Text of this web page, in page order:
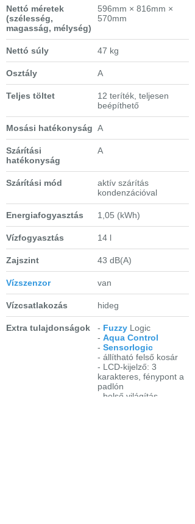
Nettó méretek
(szélesség,
magasság, mélység)
596mm × 816mm ×
570mm
Nettó súly 47 kg
Osztály A
Teljes töltet
12 teríték, teljesen
beépíthető
Mosási hatékonyság A
Szárítási
hatékonyság
A
Szárítási mód
aktív szárítás
kondenzációval
Energiafogyasztás 1,05 (kWh)
Vízfogyasztás 14 l
Zajszint 43 dB(A)
Vízszenzor van
Vízcsatlakozás hideg
Extra tulajdonságok - Fuzzy Logic
- Aqua Control
- Sensorlogic
- állítható felső kosár
- LCD-kijelző: 3
karakteres, fénypont a
padlón
- belső világítás